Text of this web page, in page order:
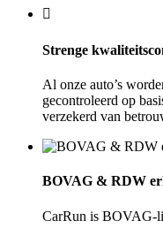
Strenge
Al onze auto’s
gecontroleerd op
verzekerd van
BOVAG & RDW
CarRun is BOVAG-